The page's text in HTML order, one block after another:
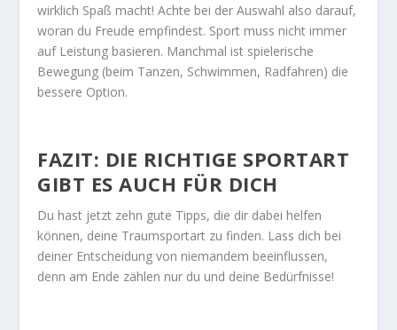
wirklich Spaß macht! Achte bei der Auswahl also darauf,
woran du Freude empfindest. Sport muss nicht immer
auf Leistung basieren. Manchmal ist spielerische
Bewegung (beim Tanzen, Schwimmen, Radfahren) die
bessere Option.
FAZIT: DIE RICHTIGE SPORTART
GIBT ES AUCH FÜR DICH
Du hast jetzt zehn gute Tipps, die dir dabei helfen
können, deine Traumsportart zu finden. Lass dich bei
deiner Entscheidung von niemandem beeinflussen,
denn am Ende zählen nur du und deine Bedürfnisse!